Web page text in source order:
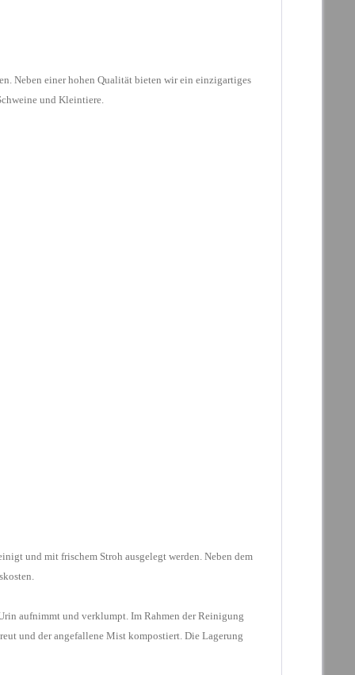
Neben einer hohen Qualität bieten wir ein einzigartiges
und Kleintiere.
und mit frischem Stroh ausgelegt werden. Neben dem
aufnimmt und verklumpt. Im Rahmen der Reinigung
und der angefallene Mist kompostiert. Die Lagerung